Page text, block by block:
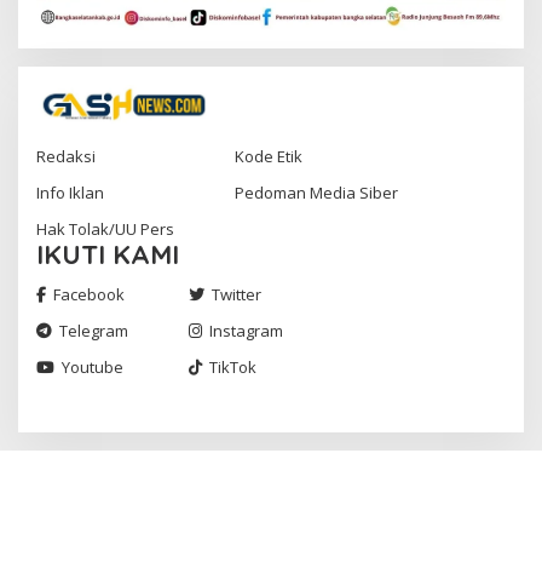
Redaksi
Kode Etik
Info Iklan
Pedoman Media Siber
Hak Tolak/UU Pers
IKUTI KAMI
Facebook
Twitter
Telegram
Instagram
Youtube
TikTok